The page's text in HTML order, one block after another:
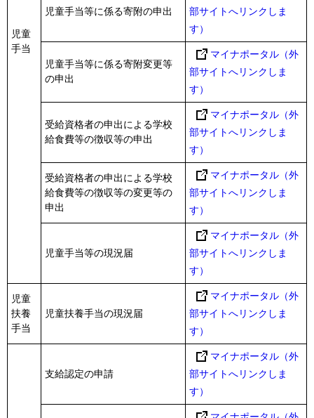
児童
手当
児童手当等に係る寄附の申出
部サイトへリンクしま
す）
児童手当等に係る寄附変更等
の申出
マイナポータル（外
部サイトへリンクしま
す）
受給資格者の申出による学校
給食費等の徴収等の申出
マイナポータル（外
部サイトへリンクしま
す）
受給資格者の申出による学校
給食費等の徴収等の変更等の
申出
マイナポータル（外
部サイトへリンクしま
す）
児童手当等の現況届
マイナポータル（外
部サイトへリンクしま
す）
児童
扶養
手当
児童扶養手当の現況届
マイナポータル（外
部サイトへリンクしま
す）
支給認定の申請
マイナポータル（外
部サイトへリンクしま
す）